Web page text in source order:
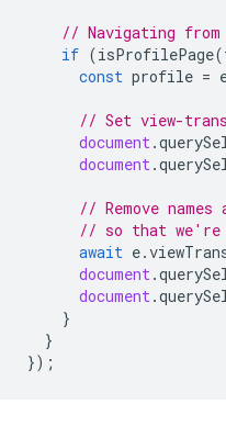
// Navigating from
if (isProfilePage(
const profile =
// Set view-
document .
document .
// Remove
// so that we're
await e.
document .
document .
}
}
});